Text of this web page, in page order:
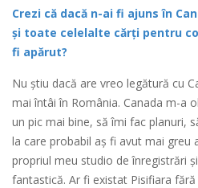
Crezi că dacă n-ai fi ajuns în
și toate celelalte cărți pentru
fi apărut?
Nu știu dacă are vreo legătură cu
mai întâi în România. Canada m-a
un pic mai bine, să îmi fac planuri,
la care probabil aș fi avut mai greu
propriul meu studio de înregistrări
fantastică. Ar fi existat Pisifiara